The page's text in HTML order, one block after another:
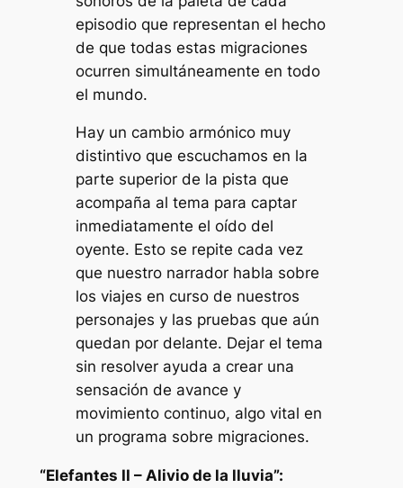
episodio que representan el hecho
de que todas estas migraciones
ocurren simultáneamente en todo
el mundo.
Hay un cambio armónico muy
distintivo que escuchamos en la
parte superior de la pista que
acompaña al tema para captar
inmediatamente el oído del
oyente. Esto se repite cada vez
que nuestro narrador habla sobre
los viajes en curso de nuestros
personajes y las pruebas que aún
quedan por delante. Dejar el tema
sin resolver ayuda a crear una
sensación de avance y
movimiento continuo, algo vital en
un programa sobre migraciones.
“Elefantes II – Alivio de la lluvia”: